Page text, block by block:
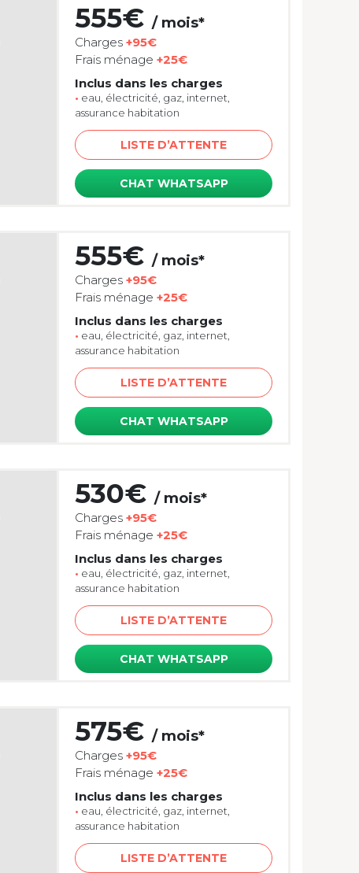
555€ / mois*
Charges +95€
Frais ménage +25€
Inclus dans les charges
• eau, électricité, gaz, internet,
assurance habitation
LISTE D’ATTENTE
CHAT WHATSAPP
555€ / mois*
Charges +95€
Frais ménage +25€
Inclus dans les charges
• eau, électricité, gaz, internet,
assurance habitation
LISTE D’ATTENTE
CHAT WHATSAPP
530€ / mois*
Charges +95€
Frais ménage +25€
Inclus dans les charges
• eau, électricité, gaz, internet,
assurance habitation
LISTE D’ATTENTE
CHAT WHATSAPP
575€ / mois*
Charges +95€
Frais ménage +25€
Inclus dans les charges
• eau, électricité, gaz, internet,
assurance habitation
LISTE D’ATTENTE